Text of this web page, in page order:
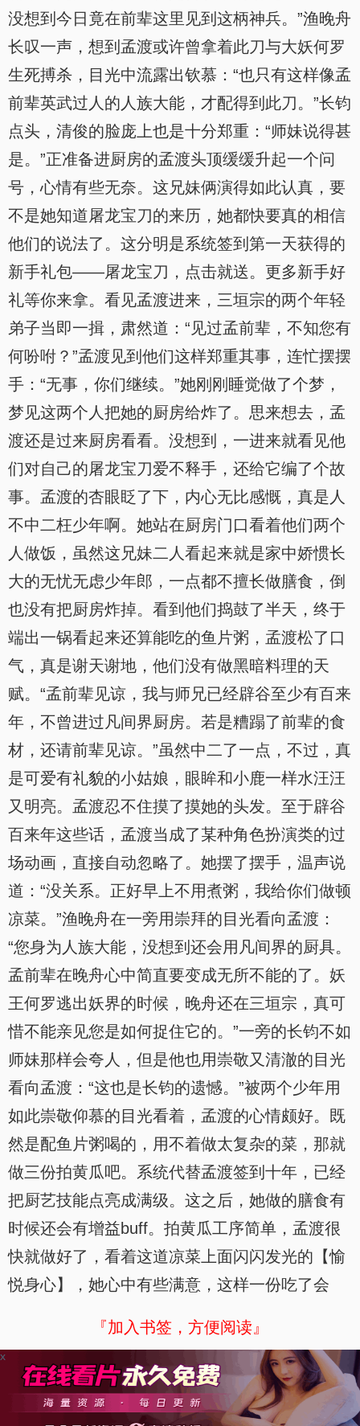
没想到今日竟在前辈这里见到这柄神兵。”渔晚舟
长叹一声，想到孟渡或许曾拿着此刀与大妖何罗
生死搏杀，目光中流露出钦慕：“也只有这样像孟
前辈英武过人的人族大能，才配得到此刀。”长钧
点头，清俊的脸庞上也是十分郑重：“师妹说得甚
是。”正准备进厨房的孟渡头顶缓缓升起一个问
号，心情有些无奈。这兄妹俩演得如此认真，要
不是她知道屠龙宝刀的来历，她都快要真的相信
他们的说法了。这分明是系统签到第一天获得的
新手礼包——屠龙宝刀，点击就送。更多新手好
礼等你来拿。看见孟渡进来，三垣宗的两个年轻
弟子当即一揖，肃然道：“见过孟前辈，不知您有
何吩咐？”孟渡见到他们这样郑重其事，连忙摆摆
手：“无事，你们继续。”她刚刚睡觉做了个梦，
梦见这两个人把她的厨房给炸了。思来想去，孟
渡还是过来厨房看看。没想到，一进来就看见他
们对自己的屠龙宝刀爱不释手，还给它编了个故
事。孟渡的杏眼眨了下，内心无比感慨，真是人
不中二枉少年啊。她站在厨房门口看着他们两个
人做饭，虽然这兄妹二人看起来就是家中娇惯长
大的无忧无虑少年郎，一点都不擅长做膳食，倒
也没有把厨房炸掉。看到他们捣鼓了半天，终于
端出一锅看起来还算能吃的鱼片粥，孟渡松了口
气，真是谢天谢地，他们没有做黑暗料理的天
赋。“孟前辈见谅，我与师兄已经辟谷至少有百来
年，不曾进过凡间界厨房。若是糟蹋了前辈的食
材，还请前辈见谅。”虽然中二了一点，不过，真
是可爱有礼貌的小姑娘，眼眸和小鹿一样水汪汪
又明亮。孟渡忍不住摸了摸她的头发。至于辟谷
百来年这些话，孟渡当成了某种角色扮演类的过
场动画，直接自动忽略了。她摆了摆手，温声说
道：“没关系。正好早上不用煮粥，我给你们做顿
凉菜。”渔晚舟在一旁用崇拜的目光看向孟渡：
“您身为人族大能，没想到还会用凡间界的厨具。
孟前辈在晚舟心中简直要变成无所不能的了。妖
王何罗逃出妖界的时候，晚舟还在三垣宗，真可
惜不能亲见您是如何捉住它的。”一旁的长钧不如
师妹那样会夸人，但是他也用崇敬又清澈的目光
看向孟渡：“这也是长钧的遗憾。”被两个少年用
如此崇敬仰慕的目光看着，孟渡的心情颇好。既
然是配鱼片粥喝的，用不着做太复杂的菜，那就
做三份拍黄瓜吧。系统代替孟渡签到十年，已经
把厨艺技能点亮成满级。这之后，她做的膳食有
时候还会有增益buff。拍黄瓜工序简单，孟渡很
快就做好了，看着这道凉菜上面闪闪发光的【愉
悦身心】，她心中有些满意，这样一份吃了会
『加入书签，方便阅读』
x